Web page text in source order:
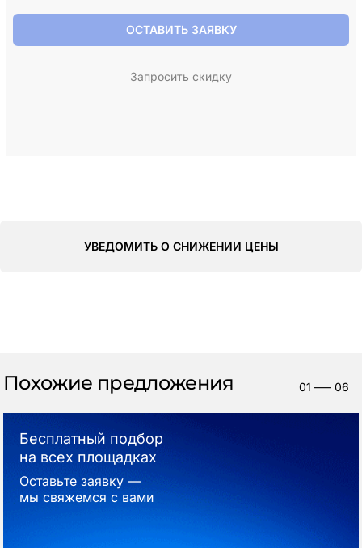
ОСТАВИТЬ ЗАЯВКУ
Запросить скидку
УВЕДОМИТЬ О СНИЖЕНИИ ЦЕНЫ
Похожие предложения 01 —– 06
Бесплатный подбор
на всех площадках
Оставьте заявку —
мы свяжемся с вами